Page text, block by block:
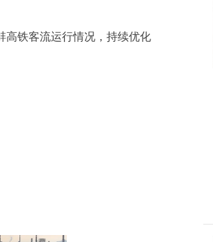
高铁客流运行情况，持续优化